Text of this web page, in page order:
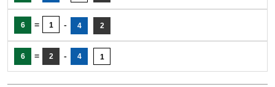
6 = 1 - 4 2
6 = 2 - 4 1